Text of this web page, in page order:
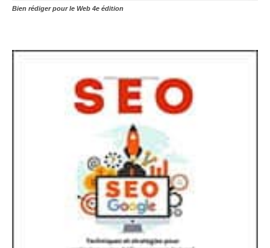
Bien rédiger pour le Web 4e édition